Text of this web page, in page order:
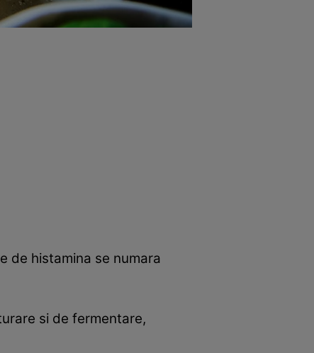
de histamina se numara
si de fermentare,